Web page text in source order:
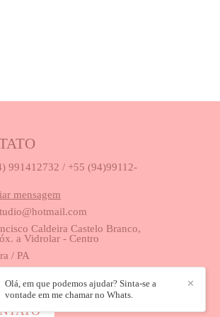
991412732 / +55 (94)99112-
mensagem
Caldeira Castelo Branco,
a Vidrolar - Centro
/ PA
✕
Olá, em que podemos ajudar? Sinta-se a
vontade em me chamar no Whats.